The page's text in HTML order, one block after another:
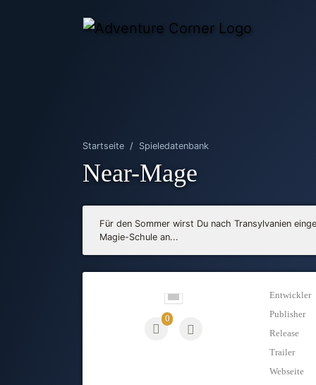
Startseite Spieledatenbank
Near-Mage
Für den Sommer wirst Du nach Transylvanien
Magie-Schule an...
0
Entwickler
Publisher
Release
Trailer
Webseite